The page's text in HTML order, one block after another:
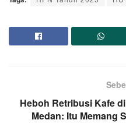
Heboh Retribusi Kafe
Medan: Itu Memang